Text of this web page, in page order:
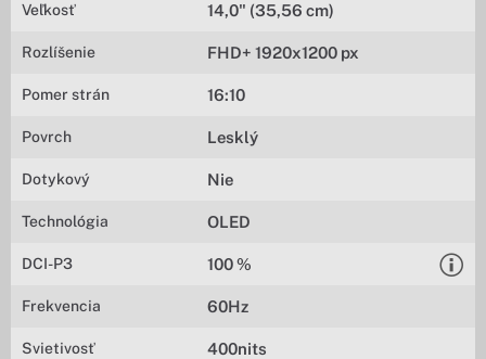
Veľkosť 14,0" (35,56 cm)
Rozlíšenie FHD+ 1920x1200 px
Pomer strán 16:10
Povrch Lesklý
Dotykový Nie
Technológia OLED
DCI-P3 100 %
Frekvencia 60Hz
Svietivosť 400nits